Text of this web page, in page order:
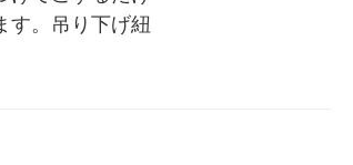
す。吊り下げ紐